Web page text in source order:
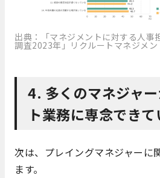
出典：「マネジメントに対する人事
調査2023年」リクルートマネジメ
4. 多くのマネジャ
ト業務に専念でき
次は、プレイングマネジャーに
ます。